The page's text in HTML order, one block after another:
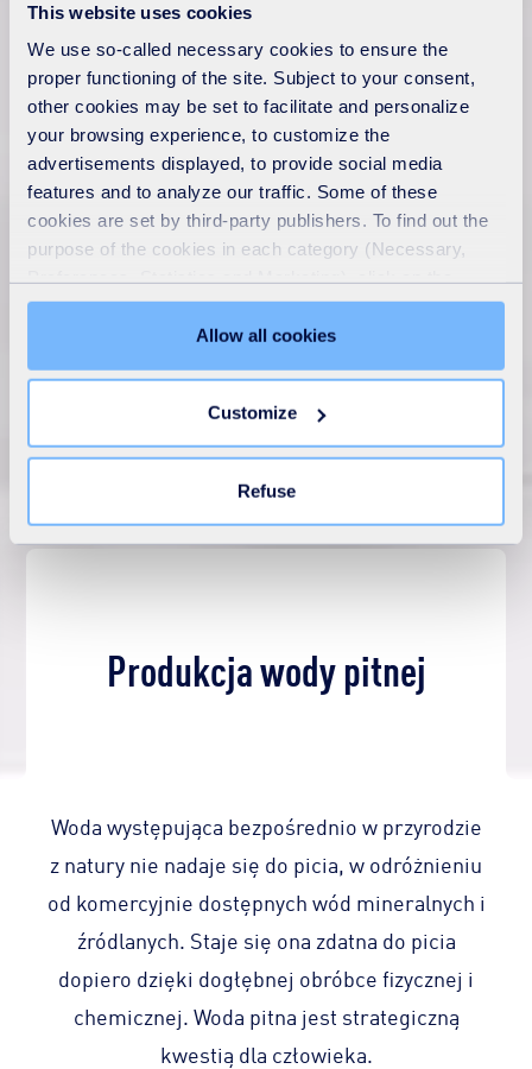
This website uses cookies
We use so-called necessary cookies to ensure the
proper functioning of the site. Subject to your consent,
other cookies may be set to facilitate and personalize
your browsing experience, to customize the
advertisements displayed, to provide social media
features and to analyze our traffic. Some of these
cookies are set by third-party publishers. To find out the
purpose of the cookies in each category (Necessary,
"Details" tab. Via this banner, you can freely accept or
refuse all cookies or customize their placement. Refusing
unnecessary cookies does not restrict access to the site.
the "Modify your consent" link on any page of the site.
Learn more in ourCookie Statement.
Allow all cookies
Customize
Refuse
Produkcja wody pitnej
Woda występująca bezpośrednio w przyrodzie
z natury nie nadaje się do picia, w odróżnieniu
od komercyjnie dostępnych wód mineralnych i
źródlanych. Staje się ona zdatna do picia
dopiero dzięki dogłębnej obróbce fizycznej i
chemicznej. Woda pitna jest strategiczną
kwestią dla człowieka.